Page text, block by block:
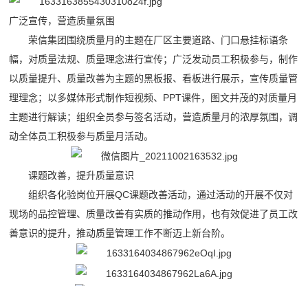
广泛宣传，营造质量氛围
荣信集团围绕质量月的主题在厂区主要道路、门口悬挂标语条
幅，对质量法规、质量理念进行宣传；广泛发动员工积极参与，制作
以质量提升、质量改善为主题的黑板报、看板进行展示，宣传质量管
理理念；以多媒体形式制作短视频、PPT课件，图文并茂的对质量月
主题进行解读；组织全员参与签名活动，营造质量月的浓厚氛围，调
动全体员工积极参与质量月活动。
课题改善，提升质量意识
组织各化验岗位开展QC课题改善活动，通过活动的开展不仅对
现场的品控管理、质量改善有实质的推动作用，也有效促进了员工改
善意识的提升，推动质量管理工作不断迈上新台阶。